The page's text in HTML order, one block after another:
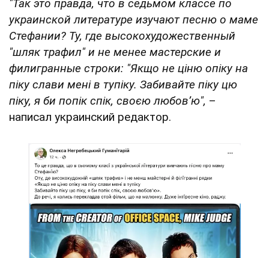
"Так это правда, что в седьмом классе по
украинской литературе изучают песню о маме
Стефании? Ту, где высокохудожественный
"шляк трафил" и не менее мастерские и
филигранные строки: "Якщо не ціню опіку на
піку слави мені в тупіку. Забивайте піку цю
піку, я би попік спік, своєю любовʼю", –
написал украинский редактор.